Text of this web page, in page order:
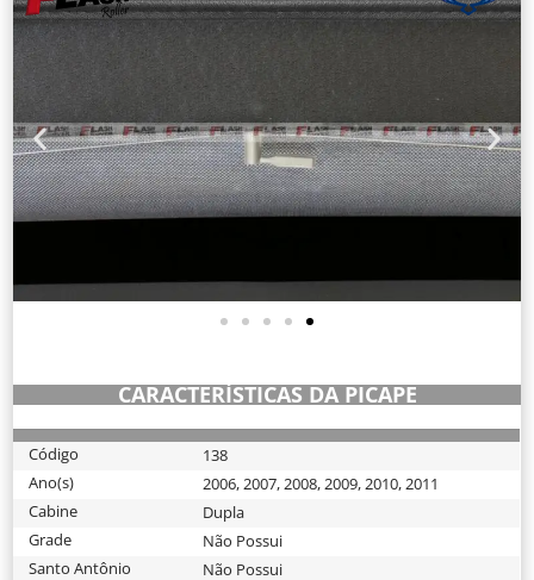
CARACTERÍSTICAS DA PICAPE
Código
138
Ano(s)
2006,2007,2008,2009,2010,2011
Cabine
Dupla
Grade
Não Possui
Santo Antônio
Não Possui